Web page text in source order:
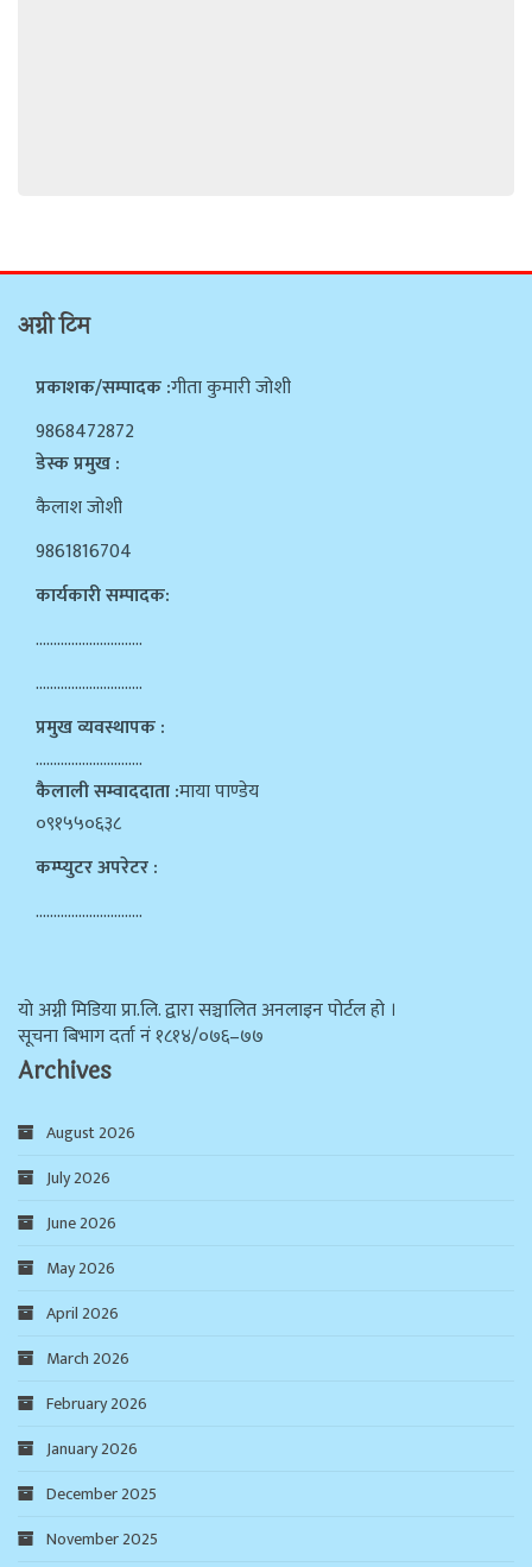
अग्नी टिम
प्रकाशक/सम्पादक :गीता कुमारी जोशी
9868472872
डेस्क प्रमुख :
कैलाश जोशी
9861816704
कार्यकारी सम्पादक:
…………………………
…………………………
प्रमुख व्यवस्थापक :
…………………………
कैलाली सम्वाददाता :माया पाण्डेय
०९१५५०६३८
कम्प्युटर अपरेटर :
…………………………
याे अग्नी मिडिया प्रा.लि. द्वारा सञ्चालित अनलाइन पोर्टल हो ।
सूचना बिभाग दर्ता न‌ं १८१४/०७६–७७
Archives
August 2026
July 2026
June 2026
May 2026
April 2026
March 2026
February 2026
January 2026
December 2025
November 2025